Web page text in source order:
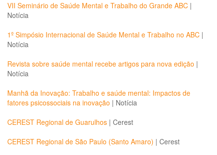
VII Seminário de Saúde Mental e Trabalho do Grande ABC |
Notícia
1º Simpósio Internacional de Saúde Mental e Trabalho no ABC |
Notícia
Revista sobre saúde mental recebe artigos para nova edição |
Notícia
Manhã da Inovação: Trabalho e saúde mental: Impactos de
fatores psicossociais na inovação | Notícia
CEREST Regional de Guarulhos | Cerest
CEREST Regional de São Paulo (Santo Amaro) | Cerest